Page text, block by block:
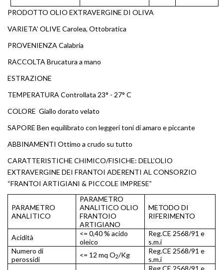
PRODOTTO OLIO EXTRAVERGINE DI OLIVA
VARIETA’ OLIVE Carolea, Ottobratica
PROVENIENZA Calabria
RACCOLTA Brucatura a mano
ESTRAZIONE
TEMPERATURA Controllata 23° - 27° C
COLORE Giallo dorato velato
SAPORE Ben equilibrato con leggeri toni di amaro e piccante
ABBINAMENTI Ottimo a crudo su tutto
CARATTERISTICHE CHIMICO/FISICHE: DELL’OLIO
EXTRAVERGINE DEI FRANTOI ADERENTI AL CONSORZIO
“FRANTOI ARTIGIANI & PICCOLE IMPRESE”
PARAMETRO
ANALITICO
PARAMETRO
ANALITICO OLIO
FRANTOIO
ARTIGIANO
METODO DI
RIFERIMENTO
Acidità
<= 0,40 % acido
oleico
Reg.CE 2568/91 e
s.m.i
Numero di
perossidi
<= 12 mq O2/Kg
Reg.CE 2568/91 e
s.m.i
Reg.CE 2568/91 e